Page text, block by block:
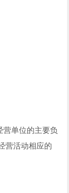
营单位的主要负
营活动相应的